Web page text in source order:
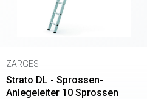
ZARGES
Strato DL - Sprossen-
Anlegeleiter 10 Sprossen